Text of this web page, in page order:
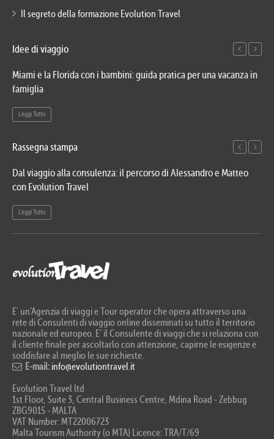
Il segreto della formazione Evolution Travel
Idee di viaggio
Miami e la Florida con i bambini: guida pratica per una vacanza in
famiglia
Leggi Tutto
Rassegna stampa
Dal viaggio alla consulenza: il percorso di Alessandro e Matteo
con Evolution Travel
Leggi Tutto
E' un’Agenzia di viaggi e Tour operator che opera attraverso una
rete di Consulenti di viaggio online disseminati su tutto il territorio
nazionale ed europeo. E’ il Consulente di viaggi che si relaziona con
il cliente finale per ascoltarlo con attenzione, capirne le esigenze e
soddisfare al meglio le sue richieste.
E-mail: info@evolutiontravel.it
Evolution Travel ltd
1st Floor, Suite 3, Central Business Centre, Mdina Road - Zebbug
ZBG9015 - MALTA
VAT Number: MT22006723
Malta Tourism Authority (o MTA) Licence: TRA/T/69